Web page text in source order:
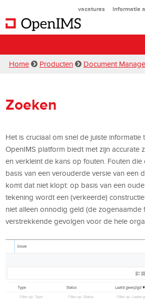
vacatures informatie
Home Producten Document
Zoeken
Het is cruciaal om snel de juiste informatie
OpenIMS platform biedt met zijn accurate
en verkleint de kans op fouten. Fouten
basis van een verouderde versie van een
komt dat niet klopt: op basis van een
tekening wordt een (verkeerde)
niet alleen onnodig geld (de zogenaamde
verstrekkende gevolgen voor de hele